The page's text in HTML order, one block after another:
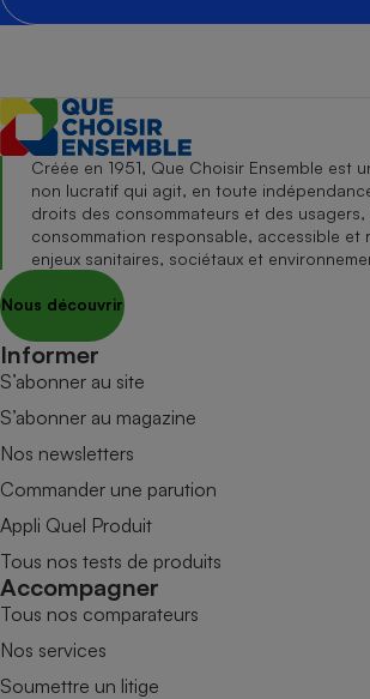
Créée en 1951, Que Choisir Ensemble est
non lucratif qui agit, en toute
droits des consommateurs et des
consommation responsable, accessible et
enjeux sanitaires, sociétaux et
Nous découvrir
Informer
S’abonner au site
S’abonner au magazine
Nos newsletters
Commander une parution
Appli Quel Produit
Tous nos tests de produits
Accompagner
Tous nos comparateurs
Nos services
Soumettre un litige